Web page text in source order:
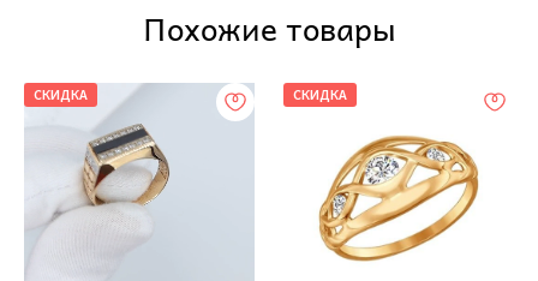
Похожие товары
СКИДКА СКИДКА